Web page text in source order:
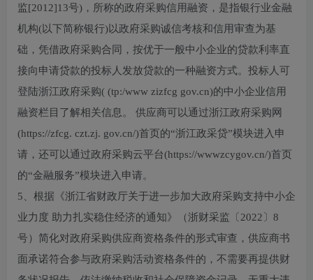
监[2012]13号)，所称的政府采购信用融资，是指银行业金融
机构(以下简称银行)以政府采购诚信考核和信用审查为基
础，凭借政府采购合同，按优于一般中小企业的贷款利率直
接向申请贷款的投标人发放贷款的一种融资方式。投标人可
登陆浙江政府采购( (tp:/www zizfcg gov.cn)的中小企业信用
融资栏目了解相关信息。 供应商可以通过浙江政府采购网
(https://zfcg. czt.zj. gov.cn/)首页的“浙江政采贷”模块进入申
请，还可以通过政府采购云平台(https://wwwzcygov.cn/)首页
的“金融服务”模块进入申请。
5、根据《浙江省财政厅关于进一步加大政府采购支持中小企
业力度 助力扎实稳住经济的通知》（浙财采监〔2022〕8
号）简化对政府采购供应商资格条件的形式审查，供应商书
面承诺符合参与政府采购活动资格条件的，不需要再提供财